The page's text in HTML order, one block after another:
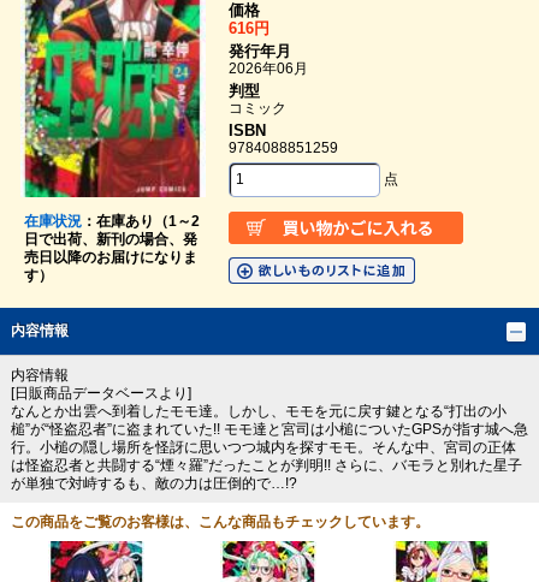
在庫状況：在庫あり（1～2
日で出荷、新刊の場合、発
売日以降のお届けになりま
す）
価格
616円
発行年月
2026年06月
判型
コミック
ISBN
9784088851259
点
内容情報
内容情報
[日販商品データベースより]
なんとか出雲へ到着したモモ達。しかし、モモを元に戻す鍵となる“打出の小
槌”が“怪盗忍者”に盗まれていた!! モモ達と宮司は小槌についたGPSが指す城へ急
行。小槌の隠し場所を怪訝に思いつつ城内を探すモモ。そんな中、宮司の正体
は怪盗忍者と共闘する“煙々羅”だったことが判明!! さらに、バモラと別れた星子
が単独で対峙するも、敵の力は圧倒的で…!?
この商品をご覧のお客様は、こんな商品もチェックしています。